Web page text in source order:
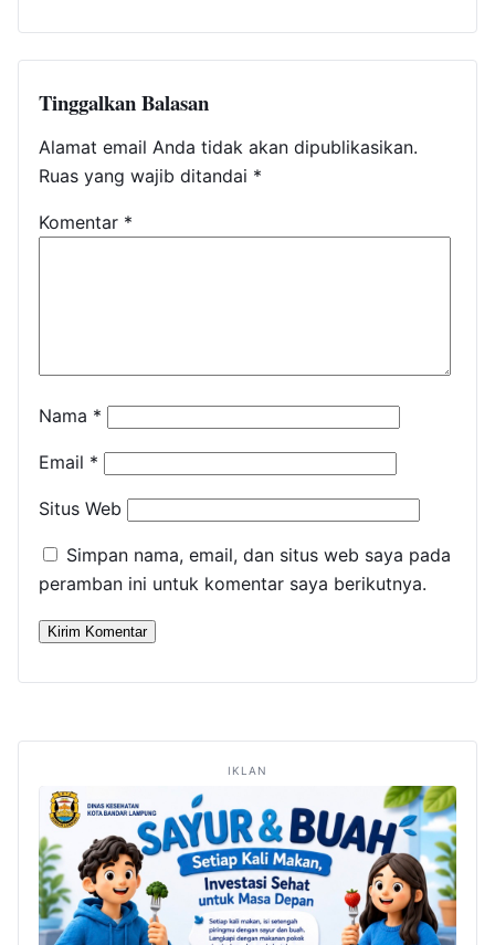
Tinggalkan Balasan
Alamat email Anda tidak akan dipublikasikan.
Ruas yang wajib ditandai *
Komentar *
Nama *
Email *
Situs Web
Simpan nama, email, dan situs web saya pada
peramban ini untuk komentar saya berikutnya.
IKLAN